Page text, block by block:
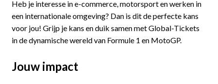
Heb je interesse in e-commerce, motorsport en werken in
een internationale omgeving? Dan is dit de perfecte kans
voor jou! Grijp je kans en duik samen met Global-Tickets
in de dynamische wereld van Formule 1 en MotoGP.
Jouw impact